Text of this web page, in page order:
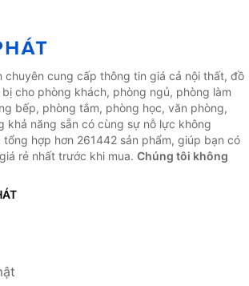
chuyên cung cấp thông tin giá cả nội thất, đồ
cho phòng khách, phòng ngủ, phòng làm
bếp, phòng tắm, phòng học, văn phòng,
khả năng sẵn có cùng sự nỗ lực không
hợp hơn 261442 sản phẩm, giúp bạn có
rẻ nhất trước khi mua. Chúng tôi không